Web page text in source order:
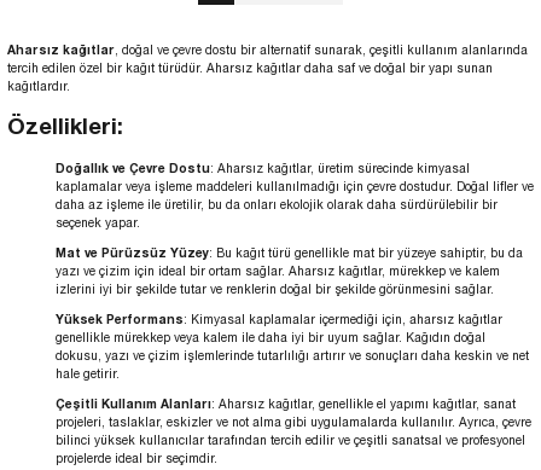
Aharsız kağıtlar , doğal ve çevre dostu bir alternatif sunarak, çeşitli kullanım alanlarında
tercih edilen özel bir kağıt türüdür. Aharsız kağıtlar daha saf ve doğal bir yapı sunan
kağıtlardır.
Özellikleri:
Doğallık ve Çevre Dostu: Aharsız kağıtlar, üretim sürecinde kimyasal
kaplamalar veya işleme maddeleri kullanılmadığı için çevre dostudur. Doğal lifler ve
daha az işleme ile üretilir, bu da onları ekolojik olarak daha sürdürülebilir bir
seçenek yapar.
Mat ve Pürüzsüz Yüzey: Bu kağıt türü genellikle mat bir yüzeye sahiptir, bu da
yazı ve çizim için ideal bir ortam sağlar. Aharsız kağıtlar, mürekkep ve kalem
izlerini iyi bir şekilde tutar ve renklerin doğal bir şekilde görünmesini sağlar.
Yüksek Performans: Kimyasal kaplamalar içermediği için, aharsız kağıtlar
genellikle mürekkep veya kalem ile daha iyi bir uyum sağlar. Kağıdın doğal
dokusu, yazı ve çizim işlemlerinde tutarlılığı artırır ve sonuçları daha keskin ve net
hale getirir.
Çeşitli Kullanım Alanları: Aharsız kağıtlar, genellikle el yapımı kağıtlar, sanat
projeleri, taslaklar, eskizler ve not alma gibi uygulamalarda kullanılır. Ayrıca, çevre
bilinci yüksek kullanıcılar tarafından tercih edilir ve çeşitli sanatsal ve profesyonel
projelerde ideal bir seçimdir.